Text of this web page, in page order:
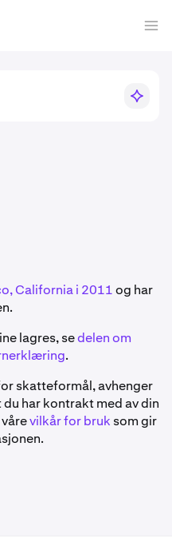
California i 2011og har
lagres, sedelen om
.
skatteformål, avhenger
har kontrakt med av din
vilkår for bruk som gir